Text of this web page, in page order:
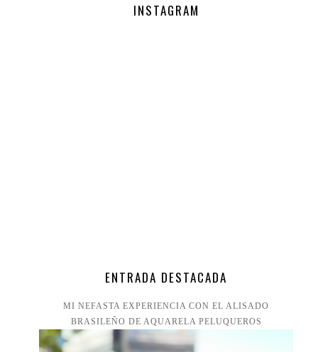
INSTAGRAM
ENTRADA DESTACADA
MI NEFASTA EXPERIENCIA CON EL ALISADO
BRASILEÑO DE AQUARELA PELUQUEROS